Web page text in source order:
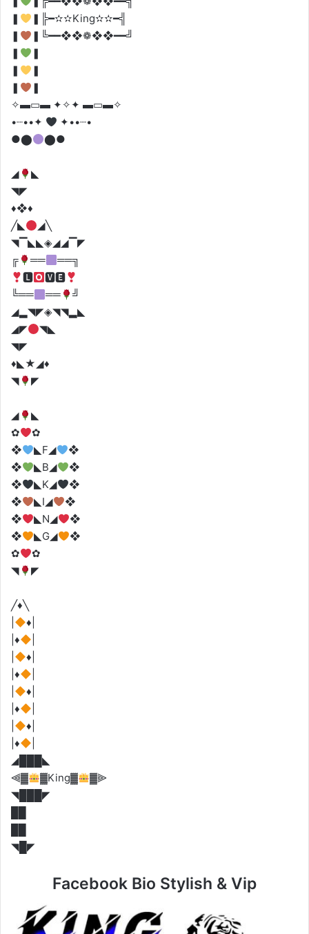
❚
❚╠━✫✫King✫✫━╣
❚
❚╚━━❖❖❁❖❖━━╝
❚
❚
❚
❚
❚
❚
✧▬▭▬ ✦✧✦ ▬▭▬✧
•┈••✦
✦••┈•
●⬤
⬤●
◢
◣
◥◤
♦️❖♦️
╱◣
◢╲
◥▔◣◣◈◢◢▔◤
╔
══
══╗
🅻
🆅🅴
╚══
══
╝
◢▂◥◤◈◥◥▂◣
◢◤
◥◣
◥◤
♦️◣★◢♦️
◥
◤
◢
◣
✿
✿
❖
◣F◢
❖
❖
◣B◢
❖
❖
◣K◢
❖
❖
◣I◢
❖
❖
◣N◢
❖
❖
◣G◢
❖
✿
✿
◥
◤
╱♦️╲
♦️
♦️
♦️
♦️
♦️
♦️
♦️
♦️
◢███◣
⫷▓
▓King▓
▓⫸
◥███◤
◥█◤
Facebook Bio Stylish & Vip